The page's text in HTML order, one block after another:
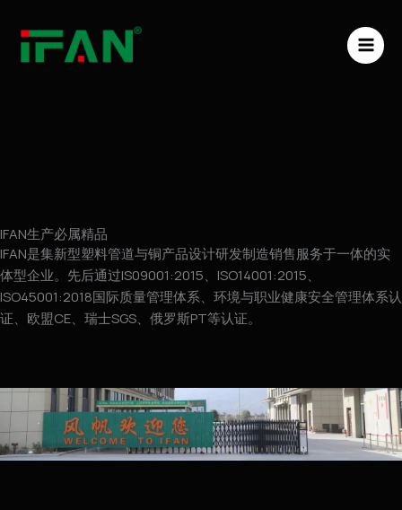
IFAN生产必属精品
IFAN是集新型塑料管道与铜产品设计研发制造销售服务于一体的实
体型企业。先后通过IS09001:2015、ISO14001:2015、
ISO45001:2018国际质量管理体系、环境与职业健康安全管理体系认
证、欧盟CE、瑞士SGS、俄罗斯PT等认证。